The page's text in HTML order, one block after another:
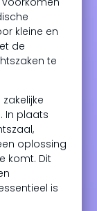
kleine en
de
te
In plaats
oplossing
komt. Dit
is